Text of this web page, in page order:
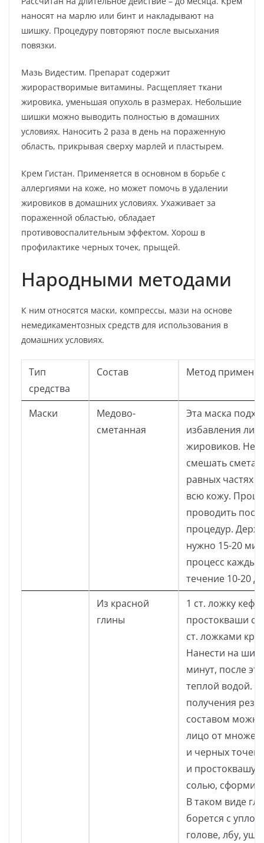
наносят на марлю или бинт и накладывают на
шишку. Процедуру повторяют после высыхания
повязки.
Мазь Видестим. Препарат содержит
жирорастворимые витамины. Расщепляет ткани
жировика, уменьшая опухоль в размерах. Небольшие
шишки можно выводить полностью в домашних
условиях. Наносить 2 раза в день на пораженную
область, прикрывая сверху марлей и пластырем.
Крем Гистан. Применяется в основном в борьбе с
аллергиями на коже, но может помочь в удалении
жировиков в домашних условиях. Ухаживает за
пораженной областью, обладает
противовоспалительным эффектом. Хорош в
профилактике черных точек, прыщей.
Народными методами
К ним относятся маски, компрессы, мази на основе
немедикаментозных средств для использования в
домашних условиях.
Тип
средства
Состав Метод
Маски
Медово-
сметанная
Эта маска
избавления
жировиков.
смешать
равных частях
всю кожу.
проводить
процедур.
нужно 15-20
процесс каждый
течение 10-20
Из красной
глины
1 ст. ложку
простокваши
ст. ложками
Нанести на
минут, после
теплой водой.
получения
составом
лицо от
и черных
и простоквашу
солью,
В таком виде
борется с
голове, лбу,